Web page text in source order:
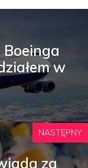
w
NASTĘPNY
za